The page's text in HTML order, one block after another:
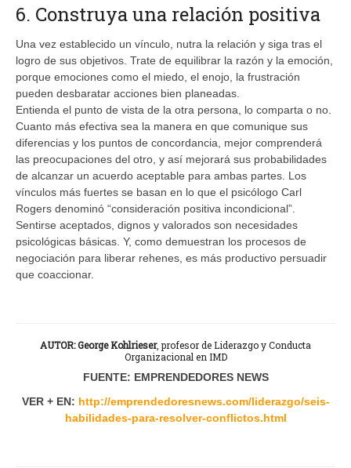
6. Construya una relación positiva
Una vez establecido un vínculo, nutra la relación y siga tras el
logro de sus objetivos. Trate de equilibrar la razón y la emoción,
porque emociones como el miedo, el enojo, la frustración
pueden desbaratar acciones bien planeadas.
Entienda el punto de vista de la otra persona, lo comparta o no.
Cuanto más efectiva sea la manera en que comunique sus
diferencias y los puntos de concordancia, mejor comprenderá
las preocupaciones del otro, y así mejorará sus probabilidades
de alcanzar un acuerdo aceptable para ambas partes. Los
vínculos más fuertes se basan en lo que el psicólogo Carl
Rogers denominó “consideración positiva incondicional”.
Sentirse aceptados, dignos y valorados son necesidades
psicológicas básicas. Y, como demuestran los procesos de
negociación para liberar rehenes, es más productivo persuadir
que coaccionar.
AUTOR: George Kohlrieser, profesor de Liderazgo y Conducta
Organizacional en IMD
FUENTE: EMPRENDEDORES NEWS
VER + EN: http://emprendedoresnews.com/liderazgo/seis-
habilidades-para-resolver-conflictos.html